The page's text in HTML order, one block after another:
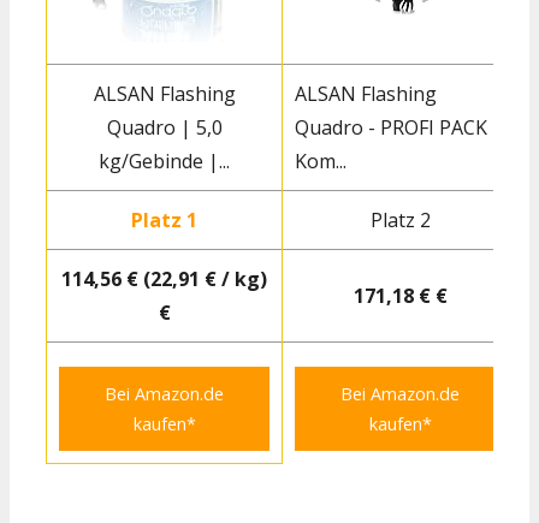
ALSAN Flashing
Quadro | 5,0
kg/Gebinde |...
ALSAN Flashing
Quadro - PROFI PACK -
Kom...
Platz 1 Platz 2
114,56 € (22,91 € / kg)
€
171,18 € €
Bei Amazon.de
kaufen*
Bei Amazon.de
kaufen*